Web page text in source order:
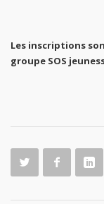
Les inscriptions
groupe SOS